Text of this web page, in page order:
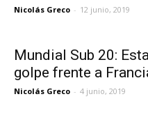
Nicolás Greco - 12 junio, 2019
Mundial Sub 20:
golpe frente a
Nicolás Greco - 4 junio, 2019